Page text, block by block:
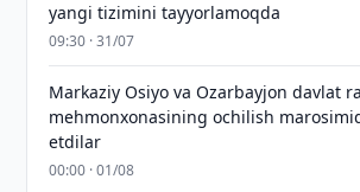
yangi tizimini tayyorlamoqda
09:30 · 31/07
Markaziy Osiyo va Ozarbayjon davlat
mehmonxonasining ochilish
etdilar
00:00 · 01/08